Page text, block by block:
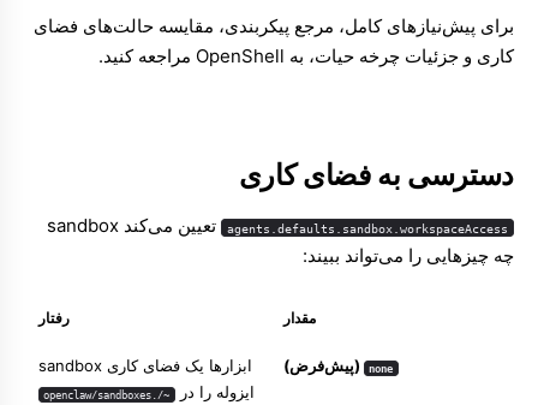
برای پیش‌نیازهای کامل، مرجع پیکربندی، مقایسه حالت‌های فضای
کاری و جزئیات چرخه حیات، به OpenShell مراجعه کنید.
دسترسی به فضای کاری
agents.defaults.sandbox.workspaceAccess
تعیین می‌کند sandbox
چه چیزهایی را می‌تواند ببیند:
مقدار رفتار
none (پیش‌فرض)
ابزارها یک فضای کاری sandbox
ایزوله را در ~/.openclaw/sandboxes